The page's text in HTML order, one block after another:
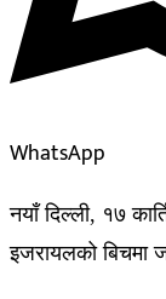
WhatsApp
नयाँ दिल्ली, १७
इजरायलको बिचमा